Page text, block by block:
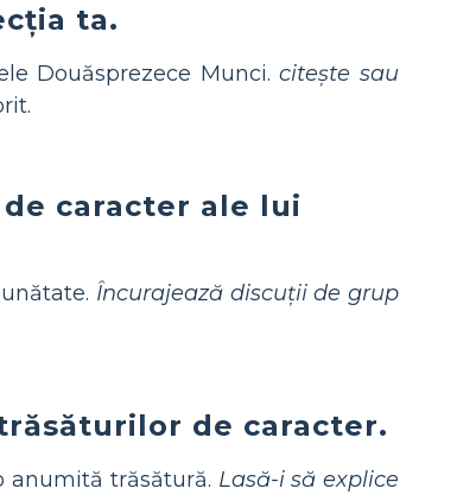
ta.
Douăsprezece Munci.citește sau
caracter ale lui
Încurajează discuții de grup
de caracter.
anumită trăsătură. Lasă-i să explice